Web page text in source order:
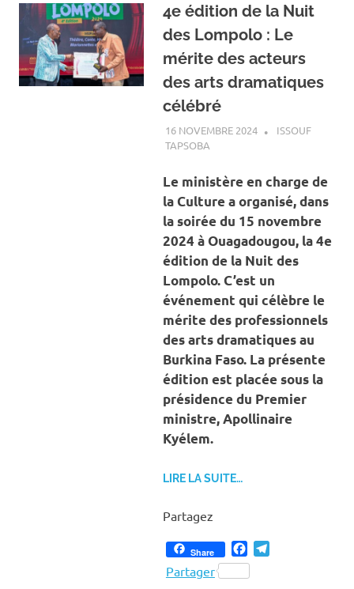
4e édition de la Nuit
des Lompolo : Le
mérite des acteurs
des arts dramatiques
célébré
16 NOVEMBRE 2024
ISSOUF
TAPSOBA
Le ministère en charge de
la Culture a organisé, dans
la soirée du 15 novembre
2024 à Ouagadougou, la 4e
édition de la Nuit des
Lompolo. C’est un
événement qui célèbre le
mérite des professionnels
des arts dramatiques au
Burkina Faso. La présente
édition est placée sous la
présidence du Premier
ministre, Apollinaire
Kyélem.
LIRE LA SUITE…
Partagez
Share Facebook
Partager